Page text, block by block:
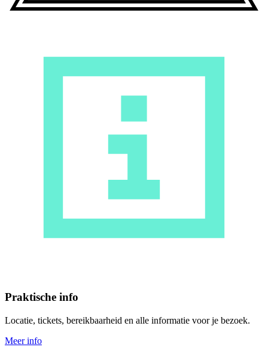
Praktische info
Locatie, tickets, bereikbaarheid en alle informatie voor je bezoek.
Meer info